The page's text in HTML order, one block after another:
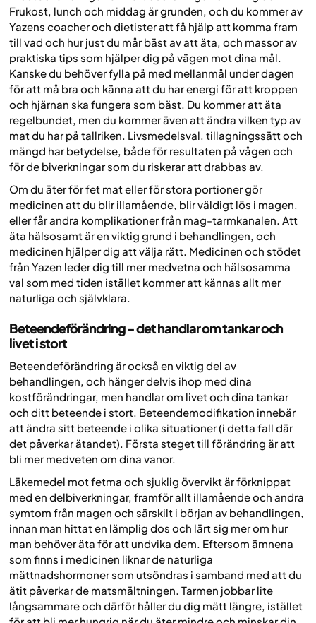
Frukost, lunch och middag är grunden, och du kommer av
Yazens coacher och dietister att få hjälp att komma fram
till vad och hur just du mår bäst av att äta, och massor av
praktiska tips som hjälper dig på vägen mot dina mål.
Kanske du behöver fylla på med mellanmål under dagen
för att må bra och känna att du har energi för att kroppen
och hjärnan ska fungera som bäst. Du kommer att äta
regelbundet, men du kommer även att ändra vilken typ av
mat du har på tallriken. Livsmedelsval, tillagningssätt och
mängd har betydelse, både för resultaten på vågen och
för de biverkningar som du riskerar att drabbas av.
Om du äter för fet mat eller för stora portioner gör
medicinen att du blir illamående, blir väldigt lös i magen,
eller får andra komplikationer från mag-tarmkanalen. Att
äta hälsosamt är en viktig grund i behandlingen, och
medicinen hjälper dig att välja rätt. Medicinen och stödet
från Yazen leder dig till mer medvetna och hälsosamma
val som med tiden istället kommer att kännas allt mer
naturliga och självklara.
Beteendeförändring - det handlar om tankar och
livet i stort
Beteendeförändring är också en viktig del av
behandlingen, och hänger delvis ihop med dina
kostförändringar, men handlar om livet och dina tankar
och ditt beteende i stort. Beteendemodifikation innebär
att ändra sitt beteende i olika situationer (i detta fall där
det påverkar ätandet). Första steget till förändring är att
bli mer medveten om dina vanor.
Läkemedel mot fetma och sjuklig övervikt är förknippat
med en delbiverkningar, framför allt illamående och andra
symtom från magen och särskilt i början av behandlingen,
innan man hittat en lämplig dos och lärt sig mer om hur
man behöver äta för att undvika dem. Eftersom ämnena
som finns i medicinen liknar de naturliga
mättnadshormoner som utsöndras i samband med att du
ätit påverkar de matsmältningen. Tarmen jobbar lite
långsammare och därför håller du dig mätt längre, istället